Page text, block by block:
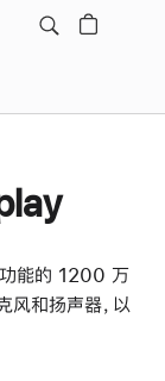
能的 1200 万
和扬声器，以